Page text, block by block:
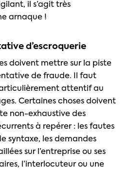
il s’agit très
arnaque !
d’escroquerie
doivent mettre sur la piste
de fraude. Il faut
attentif au
Certaines choses doivent
non-exhaustive des
à repérer : les fautes
syntaxe, les demandes
sur l’entreprise ou ses
l’interlocuteur ou une